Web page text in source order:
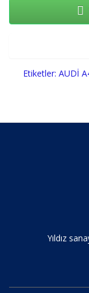
Etiketler: AUDİ
Yıldız